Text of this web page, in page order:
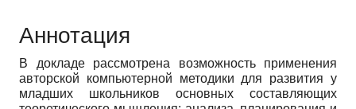
Аннотация
В докладе рассмотрена возможность применения
авторской компьютерной методики для развития у
младших школьников основных составляющих